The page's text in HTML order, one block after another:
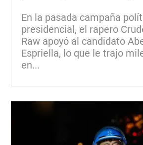
En la pasada campaña
presidencial, el rapero
Raw apoyó al candidato
Espriella, lo que le trajo
en...